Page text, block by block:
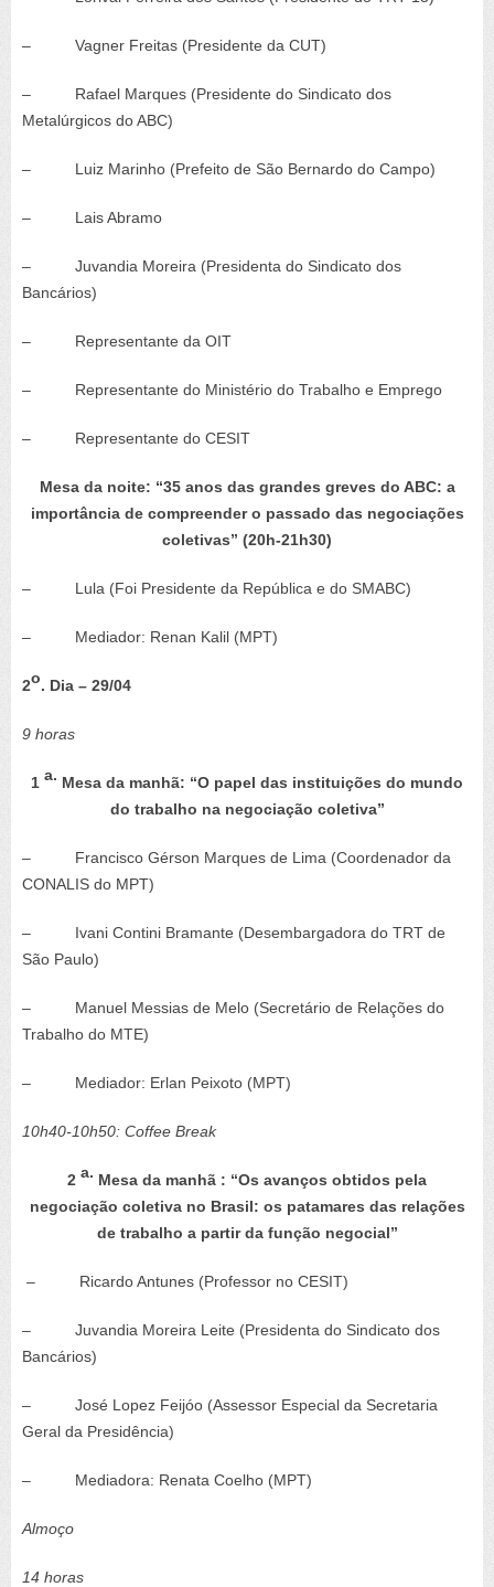
– Vagner Freitas (Presidente da CUT)
– Rafael Marques (Presidente do Sindicato dos
Metalúrgicos do ABC)
– Luiz Marinho (Prefeito de São Bernardo do Campo)
– Lais Abramo
– Juvandia Moreira (Presidenta do Sindicato dos
Bancários)
– Representante da OIT
– Representante do Ministério do Trabalho e Emprego
– Representante do CESIT
Mesa da noite: “35 anos das grandes greves do ABC: a
importância de compreender o passado das negociações
coletivas” (20h-21h30)
– Lula (Foi Presidente da República e do SMABC)
– Mediador: Renan Kalil (MPT)
2o. Dia – 29/04
9 horas
1 a. Mesa da manhã: “O papel das instituições do mundo
do trabalho na negociação coletiva”
– Francisco Gérson Marques de Lima (Coordenador da
CONALIS do MPT)
– Ivani Contini Bramante (Desembargadora do TRT de
São Paulo)
– Manuel Messias de Melo (Secretário de Relações do
Trabalho do MTE)
– Mediador: Erlan Peixoto (MPT)
10h40-10h50: Coffee Break
2 a. Mesa da manhã : “Os avanços obtidos pela
negociação coletiva no Brasil: os patamares das relações
de trabalho a partir da função negocial”
– Ricardo Antunes (Professor no CESIT)
– Juvandia Moreira Leite (Presidenta do Sindicato dos
Bancários)
– José Lopez Feijóo (Assessor Especial da Secretaria
Geral da Presidência)
– Mediadora: Renata Coelho (MPT)
Almoço
14 horas